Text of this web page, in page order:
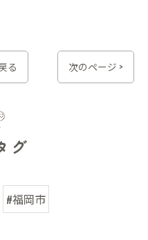
る 次のページ >
グ
#福岡市